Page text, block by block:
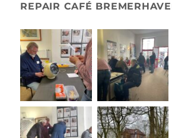
REPAIR CAFÉ